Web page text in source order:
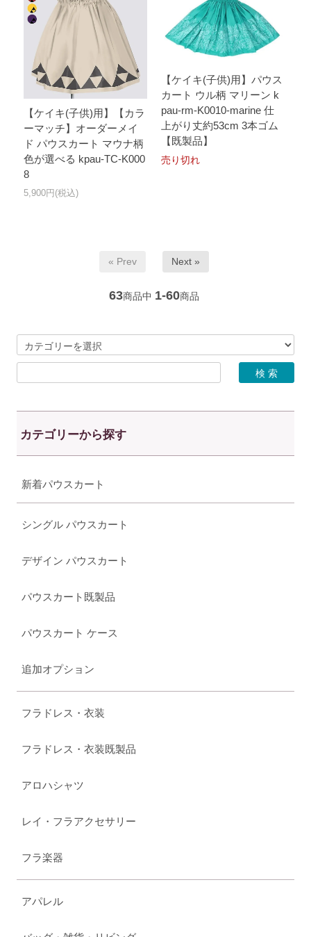
【ケイキ(子供)用】【カラ
ーマッチ】オーダーメイ
ド パウスカート マウナ柄
色が選べる kpau-TC-K000
8
5,900円(税込)
【ケイキ(子供)用】パウス
カート ウル柄 マリーン k
pau-rm-K0010-marine 仕
上がり丈約53cm 3本ゴム
【既製品】
売り切れ
« Prev Next »
63商品中 1-60商品
カテゴリーから探す
新着パウスカート
シングル パウスカート
デザイン パウスカート
パウスカート既製品
パウスカート ケース
追加オプション
フラドレス・衣装
フラドレス・衣装既製品
アロハシャツ
レイ・フラアクセサリー
フラ楽器
アパレル